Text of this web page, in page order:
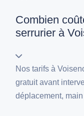
Combien
serrurier à
Nos tarifs à
gratuit avant
déplacement,